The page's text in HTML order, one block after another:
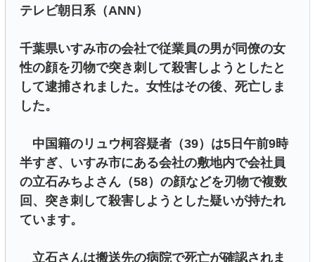
テレビ朝日系（ANN）
千葉県いすみ市の会社で従業員の男が同僚の女
性の顔を刃物で突き刺して殺害しようとしたと
して逮捕されました。女性はその後、死亡しま
した。
中国籍のリュウ柯容疑者（39）は5日午前9時
半すぎ、いすみ市にある会社の敷地内で会社員
の立石みちよさん（58）の顔などを刃物で複数
回、突き刺して殺害しようとした疑いが持たれ
ています。
立石さんは搬送先の病院で死亡が確認されま